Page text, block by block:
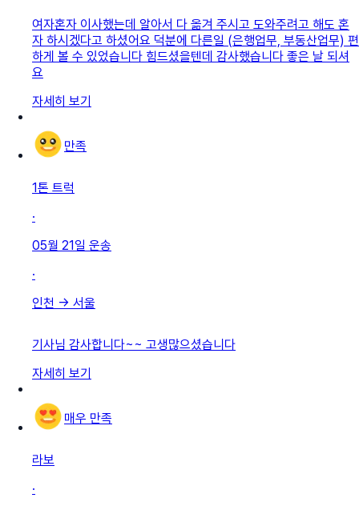
여자혼자 이사했는데 알아서 다 옮겨 주시고 도와주려고 해도 혼
자 하시겠다고 하셨어요 덕분에 다른일 (은행업무, 부동산업무) 편
하게 볼 수 있었습니다 힘드셨을텐데 감사했습니다 좋은 날 되셔
요
자세히 보기
만족
1톤 트럭
·
05월 21일 운송
·
인천 → 서울
기사님 감사합니다~~ 고생많으셨습니다
자세히 보기
매우 만족
라보
·